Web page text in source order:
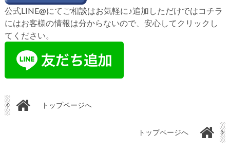
公式LINE@にてご相談はお気軽に♪追加しただけではコチラ
にはお客様の情報は分からないので、安心してクリックし
てください。
トップページへ
トップページへ